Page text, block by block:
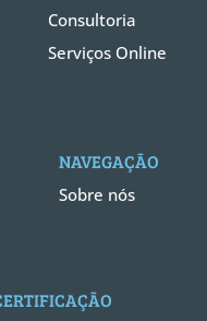
Consultoria
Serviços Online
NAVEGAÇÃO
Sobre nós